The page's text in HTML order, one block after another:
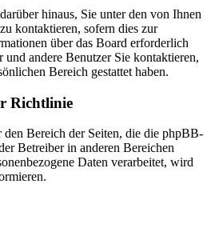
hinaus, Sie unter den von Ihnen
kontaktieren, sofern dies zur
über das Board erforderlich
andere Benutzer Sie kontaktieren,
Bereich gestattet haben.
Richtlinie
Bereich der Seiten, die die phpBB-
Betreiber in anderen Bereichen
Daten verarbeitet, wird